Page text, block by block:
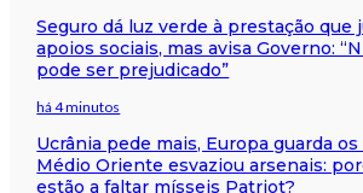
Seguro dá luz verde à prestação que
apoios sociais, mas avisa Governo:
pode ser prejudicado”
há 4 minutos
Ucrânia pede mais, Europa guarda os
Médio Oriente esvaziou arsenais:
estão a faltar mísseis Patriot?